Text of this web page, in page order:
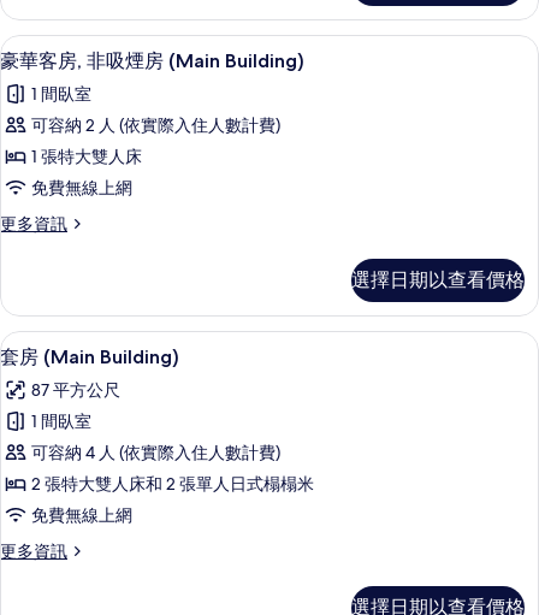
所
有
相
片
雙
床
房
Building)
的
情
顯
示
豪
華
客
房,
非
煙
房
(Main
Building)
的
所
有
相
片
羽絨被、客房內保險箱、遮光布/窗簾
10
豪華客房, 非吸煙房 (Main Building)
1 間臥室
可容納 2 人 (依實際入住人數計費)
1 張特大雙人床
免費無線上網
更多資訊
更
客
房,
非
煙
房
Building)
的
詳
情
選擇日期以查看價格
顯
示
套
房
(Main
Building)
的
所
套房 (Main Building) | 羽絨被、客房
12
套房 (Main Building)
87 平方公尺
1 間臥室
可容納 4 人 (依實際入住人數計費)
2 張特大雙人床和 2 張單人日式榻榻米
免費無線上網
更多資訊
更
選擇日期以查看價格